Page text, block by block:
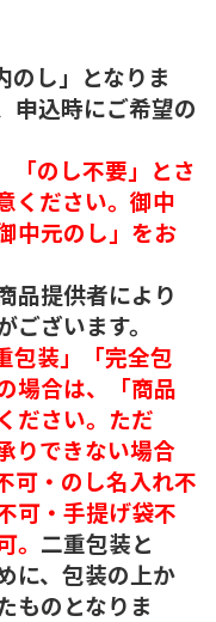
のし」となりま
申込時にご希望の
「のし不要」とさ
ください。御中
中元のし」をお
品提供者により
ざいます。
包装」「完全包
場合は、「商品
ださい。ただ
りできない場合
可・のし名入れ不
可・手提げ袋不
二重包装と
に、包装の上か
ものとなりま